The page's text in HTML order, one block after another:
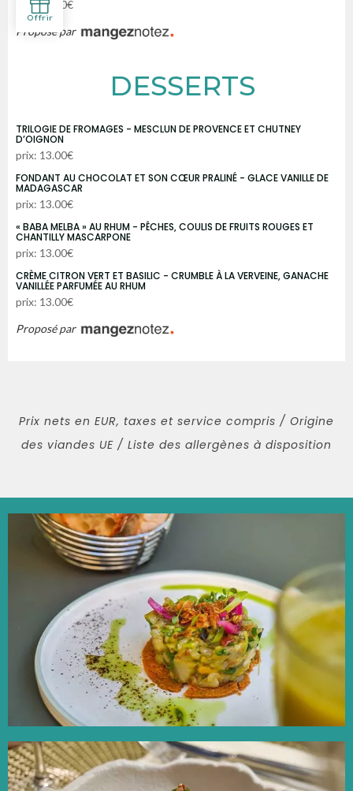
prix: 22.00€
Proposé par
DESSERTS
TRILOGIE DE FROMAGES - MESCLUN DE PROVENCE ET CHUTNEY
D’OIGNON
prix: 13.00€
FONDANT AU CHOCOLAT ET SON CŒUR PRALINÉ - GLACE VANILLE DE
MADAGASCAR
prix: 13.00€
« BABA MELBA » AU RHUM - PÊCHES, COULIS DE FRUITS ROUGES ET
CHANTILLY MASCARPONE
prix: 13.00€
CRÈME CITRON VERT ET BASILIC - CRUMBLE À LA VERVEINE, GANACHE
VANILLÉE PARFUMÉE AU RHUM
prix: 13.00€
Proposé par
Prix nets en EUR, taxes et service compris / Origine
des viandes UE / Liste des allergènes à disposition